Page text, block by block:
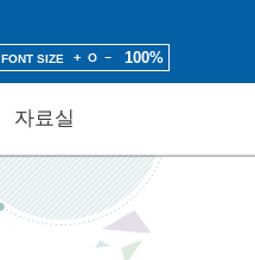
FONT SIZE 100%
자료실